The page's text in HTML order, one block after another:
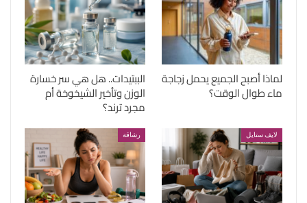
لماذا أصبح الجميع يحمل زجاجة
ماء طوال الوقت؟
الببتيدات.. هل هي سر خسارة
الوزن وتأخير الشيخوخة أم
مجرد ترند؟
لايف ستايل رشاقة